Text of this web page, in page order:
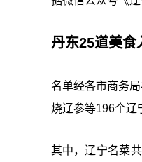
丹东25道美食
名单经各市商务
烧辽参等196个辽
其中，辽宁名菜